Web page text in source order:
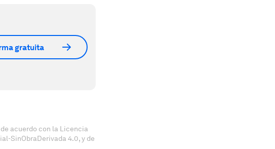
gratuita
acuerdo con la Licencia
SinObraDerivada 4.0, y de